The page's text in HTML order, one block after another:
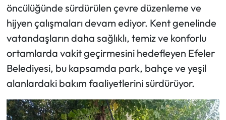
öncülüğünde sürdürülen çevre düzenleme ve
hijyen çalışmaları devam ediyor. Kent genelinde
vatandaşların daha sağlıklı, temiz ve konforlu
ortamlarda vakit geçirmesini hedefleyen Efeler
Belediyesi, bu kapsamda park, bahçe ve yeşil
alanlardaki bakım faaliyetlerini sürdürüyor.